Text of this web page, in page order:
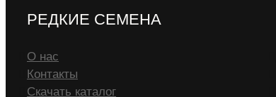
РЕДКИЕ СЕМЕНА
О нас
Контакты
Скачать каталог